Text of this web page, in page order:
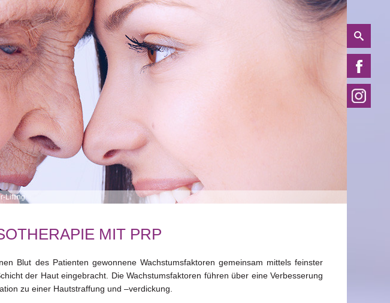
Lifting
MIT PRP
Blut des Patienten gewonnene Wachstumsfaktoren gemeinsam mittels feinster
der Haut eingebracht. Die Wachstumsfaktoren führen über eine Verbesserung
zu einer Hautstraffung und –verdickung.